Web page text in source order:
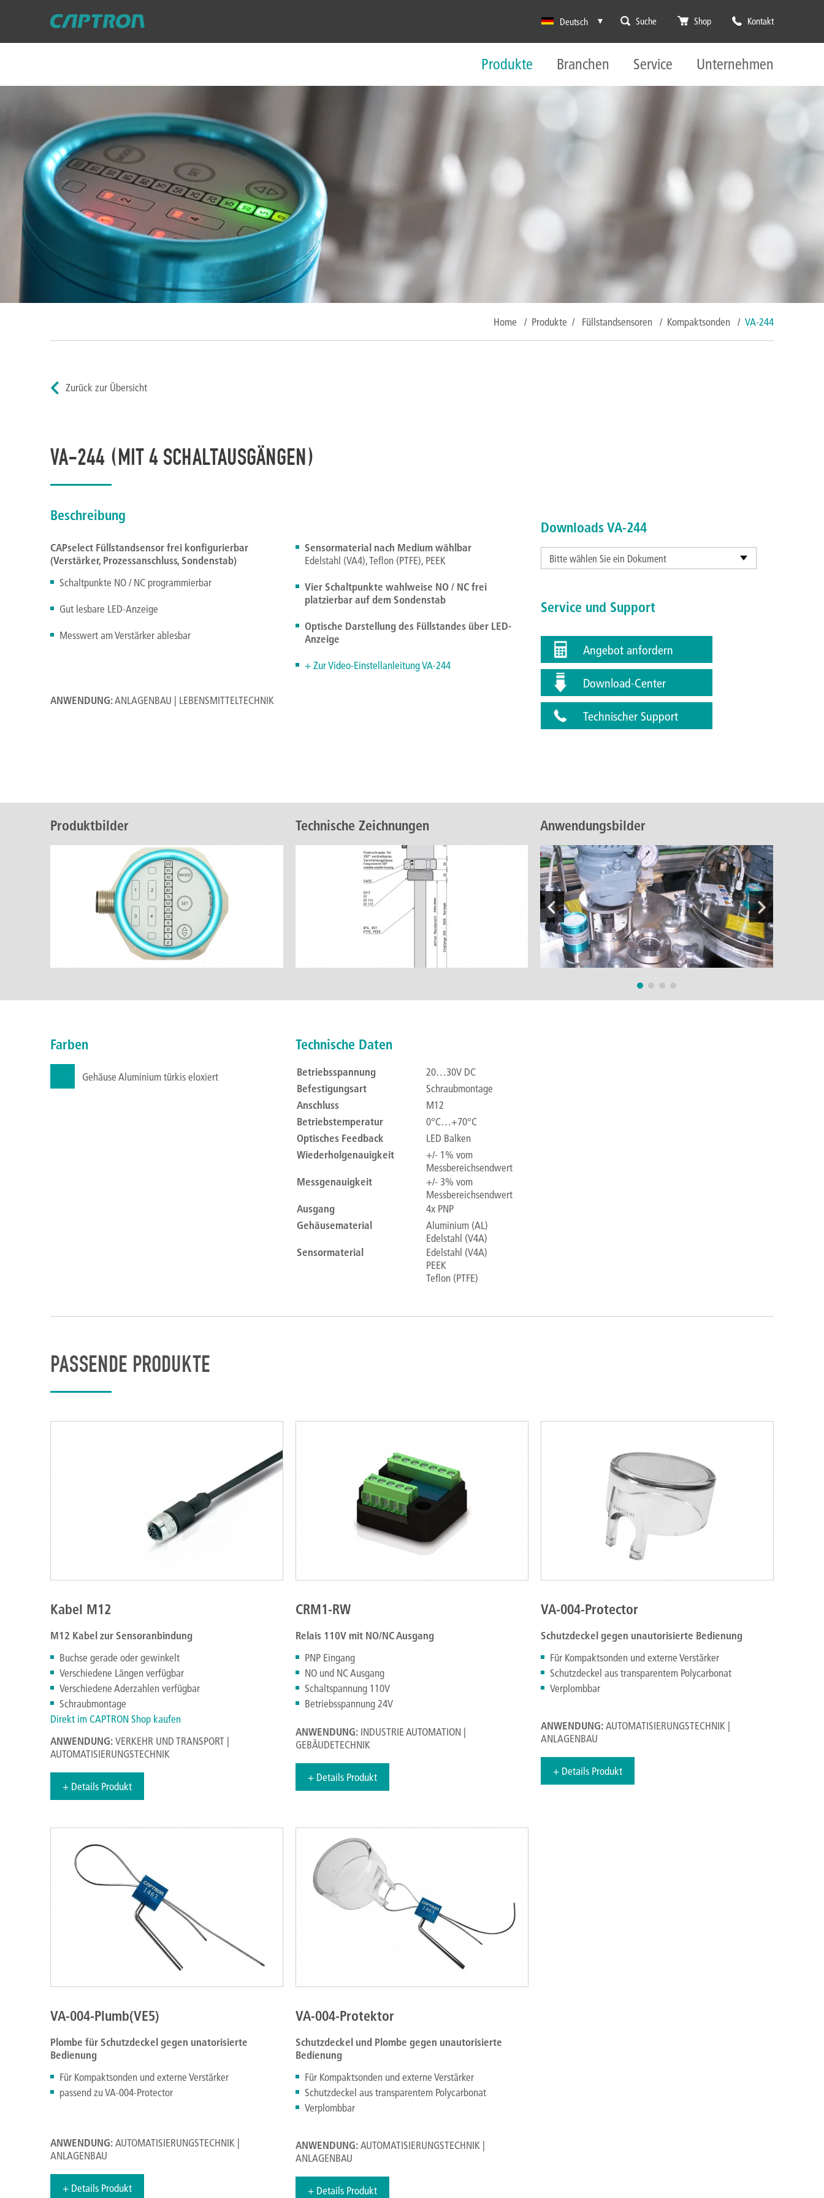
Deutsch Suche Shop Kontakt
Produkte Branchen Service Unternehmen
Home / Produkte / Füllstandsensoren / Kompaktsonden / VA-244
Zurück zur Übersicht
VA-244 (MIT 4 SCHALTAUSGÄNGEN)
Beschreibung
CAPselect Füllstandsensor frei konfigurierbar
(Verstärker, Prozessanschluss, Sondenstab)
Schaltpunkte NO / NC programmierbar
Gut lesbare LED-Anzeige
Messwert am Verstärker ablesbar
ANWENDUNG:ANLAGENBAU | LEBENSMITTELTECHNIK
Sensormaterial nach Medium wählbar
Edelstahl (VA4), Teflon (PTFE), PEEK
Vier Schaltpunkte wahlweise NO / NC frei
platzierbar auf dem Sondenstab
Optische Darstellung des Füllstandes über LED-
Anzeige
+ Zur Video-Einstellanleitung VA-244
Downloads VA-244
Bitte wählen Sie ein Dokument
Service und Support
Angebot anfordern
Download-Center
Technischer Support
Produktbilder Technische Zeichnungen Anwendungsbilder
Farben
Gehäuse Aluminium türkis eloxiert
Technische Daten
Betriebsspannung
20…30V DC
Befestigungsart
Schraubmontage
Anschluss
M12
Betriebstemperatur
0°C…+70°C
Optisches Feedback
LED Balken
Wiederholgenauigkeit
+/- 1% vom
Messbereichsendwert
Messgenauigkeit
+/- 3% vom
Messbereichsendwert
Ausgang
4x PNP
Gehäusematerial
Aluminium (AL)
Edelstahl (V4A)
Sensormaterial
Edelstahl (V4A)
PEEK
Teflon (PTFE)
PASSENDE PRODUKTE
Kabel M12
M12 Kabel zur Sensoranbindung
Buchse gerade oder gewinkelt
Verschiedene Längen verfügbar
Verschiedene Aderzahlen verfügbar
Schraubmontage
Direkt im CAPTRON Shop kaufen
ANWENDUNG:VERKEHR UND TRANSPORT |
AUTOMATISIERUNGSTECHNIK
+ Details Produkt
CRM1-RW
Relais 110V mit NO/NC Ausgang
PNP Eingang
NO und NC Ausgang
Schaltspannung 110V
Betriebsspannung 24V
ANWENDUNG:INDUSTRIE AUTOMATION |
GEBÄUDETECHNIK
+ Details Produkt
VA-004-Protector
Schutzdeckel gegen unautorisierte Bedienung
Für Kompaktsonden und externe Verstärker
Schutzdeckel aus transparentem Polycarbonat
Verplombbar
ANWENDUNG:AUTOMATISIERUNGSTECHNIK |
ANLAGENBAU
+ Details Produkt
VA-004-Plumb(VE5)
Plombe für Schutzdeckelgegen unatorisierte
Bedienung
Für Kompaktsonden und externe Verstärker
passend zu VA-004-Protector
ANWENDUNG:AUTOMATISIERUNGSTECHNIK |
ANLAGENBAU
+ Details Produkt
VA-004-Protektor
Schutzdeckel und Plombe gegen unautorisierte
Bedienung
Für Kompaktsonden und externe Verstärker
Schutzdeckel aus transparentem Polycarbonat
Verplombbar
ANWENDUNG:AUTOMATISIERUNGSTECHNIK |
ANLAGENBAU
+ Details Produkt